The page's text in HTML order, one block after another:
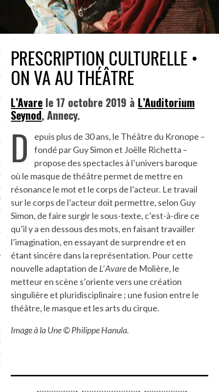
EN VOD
CARAVELLE
PODCAST
PRESCRIPTION CULTURELLE •
ON VA AU THÉÂTRE
L’Avare le 17 octobre 2019 à L’Auditorium
Seynod, Annecy.
D
epuis plus de 30 ans, le Théâtre du Kronope –
fondé par Guy Simon et Joëlle Richetta –
propose des spectacles à l’univers baroque
où le masque de théâtre permet de mettre en
résonance le mot et le corps de l’acteur. Le travail
sur le corps de l’acteur doit permettre, selon Guy
Simon, de faire surgir le sous-texte, c’est-à-dire ce
qu’il y a en dessous des mots, en faisant travailler
l’imagination, en essayant de surprendre et en
étant sincère dans la représentation. Pour cette
nouvelle adaptation de L’ Avarede Molière, le
metteur en scène s’oriente vers une création
singulière et pluridisciplinaire ; une fusion entre le
théâtre, le masque et les arts du cirque.
Image à la Une © Philippe Hanula.